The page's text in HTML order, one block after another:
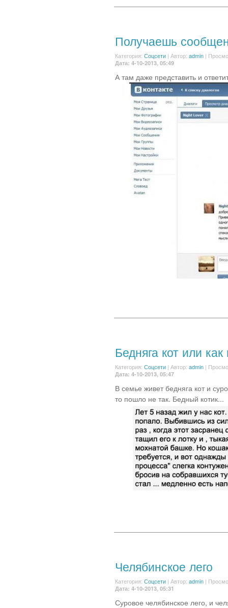
Получаешь
Категория: Соцсети | Автор: admin |
Дата: 4-10-2013, 05:49
А там даже представить и
Бедняга кот или
Категория: Соцсети | Автор: admin |
Дата: 4-10-2013, 05:47
В семье живет бедняга кот и
то пошло не так. Бедный котик...
Челябинское лего
Категория: Соцсети | Автор: admin |
Дата: 4-10-2013, 05:31
Суровое челябинское лего, и